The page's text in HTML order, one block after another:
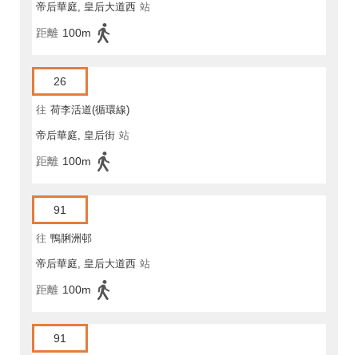
帝后華庭, 皇后大道西 站
距離 100m
26
往 荷李活道(循環線)
帝后華庭, 皇后街 站
距離 100m
91
往 鴨脷洲邨
帝后華庭, 皇后大道西 站
距離 100m
91